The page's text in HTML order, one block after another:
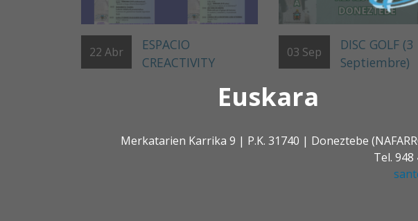
Euskara
Merkatarien Karrika 9 | P.K. 31740 | Doneztebe
Tel. 948
22 Abr
ESPACIO
CREACTIVITY
03 Sep
DISC GOLF (3
Septiembre)